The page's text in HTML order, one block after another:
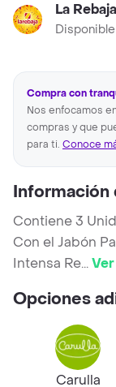
La Rebaja
Compra con
Nos enfocamos
compras y que
para ti. Conoce
Información
Contiene 3
Con el Jabón
Intensa Re...
Opciones
Carulla